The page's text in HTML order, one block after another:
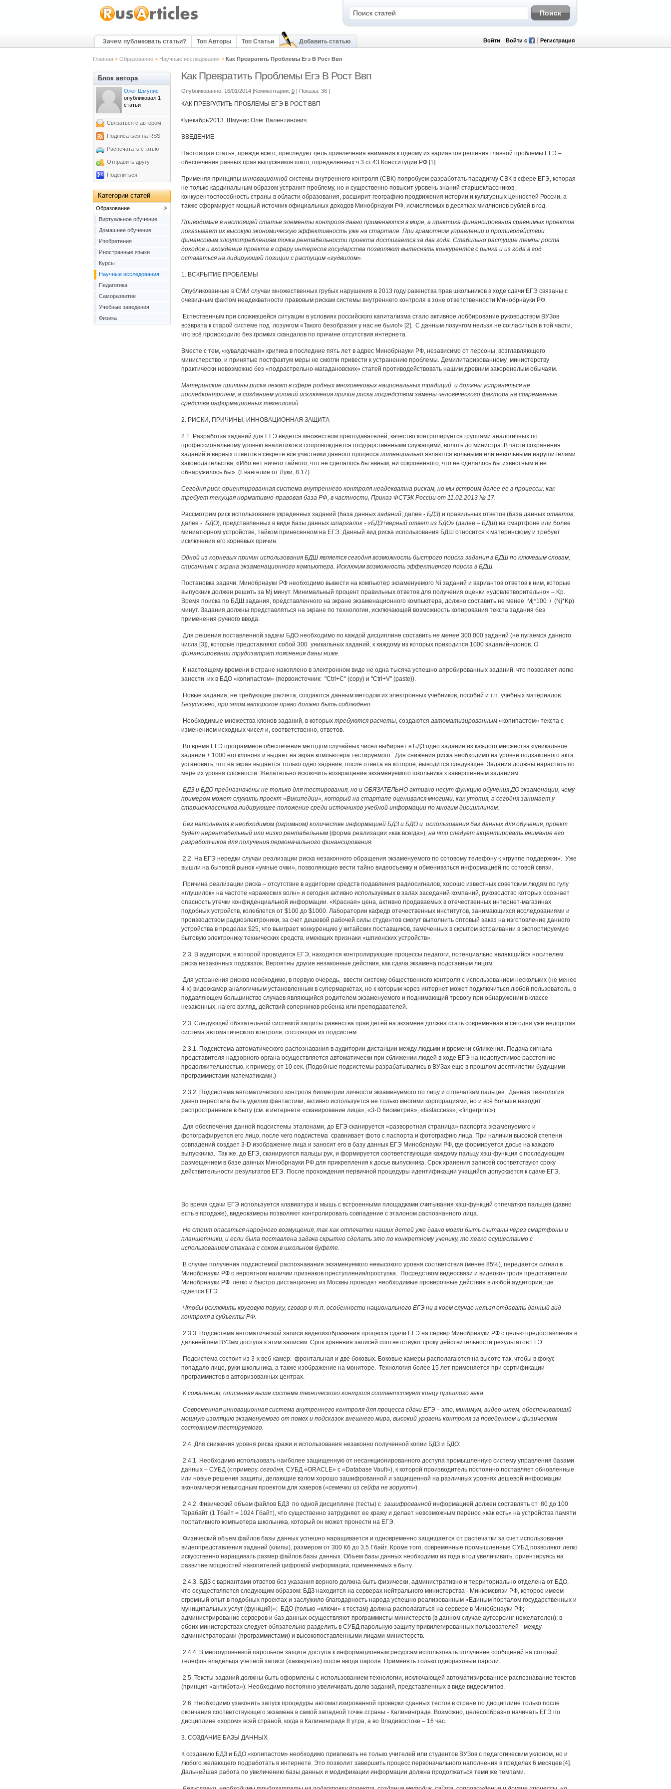
Зачем публиковать статьи? Топ Авторы Топ Статьи Добавить статью Войти Войти с Регистрация
Главная > Образование> Научные исследования > Как Превратить Проблемы Егэ В Рост Ввп
Как Превратить Проблемы Егэ В Рост Ввп
Опубликованно: 16/01/2014 |Комментарии: 0 | Показы: 36 |
КАК ПРЕВРАТИТЬ ПРОБЛЕМЫ ЕГЭ В РОСТ ВВП
©декабрь'2013. Шмунис Олег Валентинович.
ВВЕДЕНИЕ
Настоящая статья, прежде всего, преследует цель привлечения внимания к одному из вариантов решения главной проблемы ЕГЭ –
обеспечение равных прав выпускников школ, определенных ч.3 ст.43 Конституции РФ [1].
Применяя принципы инновационнойсистемы внутреннего контроля (СВК) попробуем разработать парадигму СВК в сфере ЕГЭ, которая
не только кардинальным образом устранит проблему, но и существенно повысит уровень знаний старшеклассников,
конкурентоспособность страны в области образования, расширит географию продвижения истории и культурных ценностей России, а
также сформирует мощный источник официальных доходов Минобрнауки РФ, исчисляемых в десятках миллионов рублей в год.
Приводимые в настоящей статье элементы контроля давно применяются в мире, а практика финансирования сравнимых проектов
показывает их высокую экономическую эффективность уже на стартапе. При грамотном управлении и противодействии
финансовым злоупотреблениям точка рентабельности проекта достигается за два года. Стабильно растущие темпы роста
доходов и вхождение проекта в сферу интересов государства позволяют вытеснять конкурентов с рынка и из года в год
оставаться на лидирующей позиции с растущим «гудвилом».
1. ВСКРЫТИЕ ПРОБЛЕМЫ
Опубликованные в СМИ случаи множественных грубых нарушения в 2013 году равенства прав школьников в ходе сдачи ЕГЭ связаны с
очевидным фактом неадекватности правовым рискам системы внутреннего контроля в зоне ответственности Минобрнауки РФ.
Естественным при сложившейся ситуации в условиях российского капитализма стало активное лоббирование руководством ВУЗов
возврата к старой системе под лозунгом «Такого безобразия у нас не было!» [2]. С данным лозунгом нельзя не согласиться в той части,
что всё происходило без громких скандалов по причине отсутствия интернета.
Вместе с тем, «кувалдочная» критика в последние пять лет в адрес Минобрнауки РФ, независимо от персоны, возглавляющего
министерство, и принятые постфактум меры не смогли привести к устранению проблемы. Демилитаризованному министерству
практически невозможно без «подрастрельно-магадановских» статей противодействовать нашим древним закоренелым обычаям.
Материнские причины риска лежат в сфере родных многовековых национальных традиций и должны устраняться не
последконтролем, а созданием условий исключения причин риска посредством замены человеческого фактора на современные
средства информационных технологий.
2. РИСКИ, ПРИЧИНЫ, ИННОВАЦИОННАЯ ЗАЩИТА
2.1. Разработка заданий для ЕГЭ ведется множеством преподавателей, качество контролируется группами аналогичных по
профессиональному уровню аналитиков и сопровождается государственными служащими, вплоть до министра. В части сохранения
заданий и верных ответов в секрете все участники данного процесса потенциальноявляются вольными или невольными нарушителями
законодательства, «Ибо нет ничего тайного, что не сделалось бы явным, ни сокровенного, что не сделалось бы известным и не
обнаружилось бы» (Евангелие от Луки, 8:17).
Сегодня риск-ориентированная система внутреннего контроля неадекватна рискам, но мы встроим далее ее в процессы, как
требует текущая нормативно-правовая база РФ, в частности, Приказ ФСТЭК России от 11.02.2013 № 17.
Рассмотрим риск использования украденных заданий (база данных заданий; далее - БДЗ) и правильных ответов (база данных ответов;
далее - БДО), представленных в виде базы данных шпаргалок - «БДЗ+верный ответ из БДО»(далее – БДШ) на смартфоне или более
миниатюрном устройстве, тайком принесенном на ЕГЭ. Данный вид риска использования БДШ относится к материнскому и требует
исключения его корневых причин.
Одной из корневых причин использования БДШ является сегодня возможность быстрого поиска задания в БДШ по ключевым словам,
списанным с экрана экзаменационного компьютера. Исключим возможность эффективного поиска в БДШ.
Постановка задачи: Минобрнауки РФ необходимо вывести на компьютер экзаменуемого Ni заданий и вариантов ответов к ним, которые
выпускник должен решить за Mj минут. Минимальный процент правильных ответов для получения оценки «удовлетворительно» – Kp.
Время поиска по БДШ задания, представленного на экране экзаменационного компьютера, должно составить не менее Mj*100 / (Nj*Kp)
минут. Задания должны представляться на экране по технологии, исключающей возможность копирования текста задания без
применения ручного ввода.
Для решения поставленной задачи БДО необходимо по каждой дисциплине составить не менее300.000 заданий (не пугаемся данного
числа [3]), которые представляют собой 300 уникальных заданий, к каждому из которых приходится 1000 заданий-клонов. О
финансировании трудозатрат пояснения даны ниже.
К настоящему времени в стране накоплено в электронном виде не одна тысяча успешно апробированных заданий, что позволяет легко
занести их в БДО «копипастом» (первоисточник: "Ctrl+C" (copy) и "Ctrl+V" (paste)).
Новые задания, не требующие расчета, создаются данным методом из электронных учебников, пособий и т.п. учебных материалов.
Безусловно, при этом авторское право должно быть соблюдено.
Необходимые множества клонов заданий, в которых требуются расчеты, создаются автоматизированным«копипастом» текста с
изменением исходных чисел и, соответственно, ответов.
Во время ЕГЭ программное обеспечение методом случайных чисел выбирает в БДЗ одно задание из каждого множества «уникальное
задание + 1000 его клонов» и выдает на экран компьютера тестируемого. Для снижения риска необходимо на уровне подзаконного акта
установить, что на экран выдается только одно задание, после ответа на которое, выводится следующее. Задания должны нарастать по
мере их уровня сложности. Желательно исключить возвращение экзаменуемого школьника к завершенным заданиям.
БДЗ и БДО предназначены не только для тестирования, но и ОБЯЗАТЕЛЬНО активно несут функцию обучения ДО экзаменации, чему
примером может служить проект «Википедии», который на стартапе оценивался многими, как утопия, а сегодня занимает у
старшеклассников лидирующее положение среди источников учебной информации по многим дисциплинам.
Без наполнения в необходимом (огромном) количестве информацией БДЗ и БДО и использования баз данных для обучения, проект
будет нерентабельный или низко рентабельным (форма реализации «как всегда»), на что следует акцентировать внимание его
разработчиков для получения первоначального финансирования.
2.2. На ЕГЭ нередки случаи реализации риска незаконного обращения экзаменуемого по сотовому телефону к «группе поддержки». Уже
вышли на бытовой рынок «умные очки», позволяющие вести тайно видеосъемку и обмениваться информацией по сотовой связи.
Причина реализации риска – отсутствие в аудитории средств подавления радиосигналов, хорошо известных советским людям по гулу
«глушилок» на частоте «вражеских волн» и сегодня активно используемых в залах заседаний компаний, руководство которых осознает
опасность утечки конфиденциальной информации. «Красная» цена, активно продаваемых в отечественных интернет-магазинах
подобных устройств, колеблется от $100 до $1000. Лаборатории кафедр отечественных институтов, занимающихся исследованиями и
производством радиоэлектроники, за счет дешевой рабочей силы студентов смогут выполнить оптовый заказ на изготовление данного
устройства в пределах $25, что выиграет конкуренцию у китайских поставщиков, замеченных в скрытом встраивании в экспортируемую
бытовую электронику технических средств, имеющих признаки «шпионских устройств».
2.3. В аудитории, в которой проводится ЕГЭ, находятся контролирующие процессы педагоги, потенциально являющийся носителем
риска незаконных подсказок. Вероятны другие незаконные действия, как сдача экзамена подставным лицом.
Для устранения рисков необходимо, в первую очередь, ввести систему общественного контроля с использованием нескольких (не менее
4-х) видеокамер аналогичным установленным в супермаркетах, но к которым через интернет может подключиться любой пользователь, в
подавляющем большинстве случаев являющийся родителем экзаменуемого и поднимающий тревогу при обнаружении в классе
незаконных, на его взгляд, действий соперников ребенка или преподавателей.
2.3. Следующей обязательной системой защиты равенства прав детей на экзамене должна стать современная и сегодня уже недорогая
система автоматического контроля, состоящая из подсистем:
2.3.1. Подсистема автоматического распознавания в аудитории дистанции между людьми и времени сближения. Подача сигнала
представителя надзорного органа осуществляется автоматически при сближении людей в ходе ЕГЭ на недопустимое расстояние
продолжительностью, к примеру, от 10 сек. (Подобные подсистемы разрабатывались в ВУЗах еще в прошлом десятилетии будущими
программистами-математиками.)
2.3.2. Подсистема автоматического контроля биометрии личности экзаменуемого по лицу и отпечаткам пальцев. Данная технология
давно перестала быть уделом фантастики, активно используется не только многими корпорациями, но и всё больше находит
распространение в быту (см. в интернете «сканирование лица», «3-D биометрия», «fastaccess», «fingerprint»).
Для обеспечения данной подсистемы эталонами, до ЕГЭ сканируется «разворотная страница» паспорта экзаменуемого и
фотографируется его лицо, после чего подсистема сравнивает фото с паспорта и фотографию лица. При наличии высокой степени
совпадений создает 3-D изображение лица и заносит его в базу данных ЕГЭ Минобрнауки РФ, где формируется досье на каждого
выпускника. Так же, до ЕГЭ, сканируются пальцы рук, и формируется соответствующая каждому пальцу хэш-функция с последующим
размещением в базе данных Минобрнауки РФ для прикрепления к досье выпускника. Срок хранения записей соответствуют сроку
действительности результатов ЕГЭ. После прохождения первичной процедуры идентификации учащийся допускается к сдаче ЕГЭ.
Во время сдачи ЕГЭ используется клавиатура и мышь с встроенными площадками считывания хэш-функций отпечатков пальцев (давно
есть в продаже), видеокамеры позволяют контролировать совпадение с эталоном распознанного лица.
Не стоит опасаться народного возмущения, так как отпечатки наших детей уже давно могли быть считаны через смартфоны и
планшетники, и если была поставлена задача скрытно сделать это по конкретному ученику, то легко осуществимо с
использованием стакана с соком в школьном буфете.
В случае получения подсистемой распознавания экзаменуемого невысокого уровня соответствия (менее 85%), передается сигнал в
Минобрнауки РФ о вероятном наличии признаков преступления/проступка. Посредством видеосвязи и видеоконтроля представители
Минобрнауки РФ легко и быстро дистанционно из Москвы проводят необходимые проверочные действия в любой аудитории, где
сдается ЕГЭ.
Чтобы исключить круговую поруку, сговор и т.п. особенности национального ЕГЭ ни в коем случае нельзя отдавать данный вид
контроля в субъекты РФ.
2.3.3. Подсистема автоматической записи видеоизображения процесса сдачи ЕГЭ на сервер Минобрнауки РФ с целью предоставления в
дальнейшем ВУЗам доступа к этим записям. Срок хранения записей соответствуют сроку действительности результатов ЕГЭ.
Подсистема состоит из 3-х веб-камер: фронтальная и две боковых. Боковые камеры располагаются на высоте так, чтобы в фокус
попадало лицо, руки школьника, а также изображение на мониторе. Технология более 15 лет применяется при сертификации
программистов в авторизованных центрах.
К сожалению, описанная выше система технического контроля соответствует концу прошлого века.
Современная инновационная система внутреннего контроля для процесса сдачи ЕГЭ – это, минимум, видео-шлем, обеспечивающий
мощную изоляцию экзаменуемого от помех и подсказок внешнего мира, высокий уровень контроля за поведением и физическим
состоянием тестируемого.
2.4. Для снижения уровня риска кражи и использования незаконно полученной копии БДЗ и БДО:
2.4.1. Необходимо использовать наиболее защищенную от несанкционированного доступа промышленную систему управления базами
данных – СУБД (к примеру, сегодня, СУБД «ORACLE» с «Database Vault»), к которой производитель постоянно поставляет обновленные
или новые решения защиты, делающие взлом хорошо зашифрованной и защищенной на различных уровнях дешевой информации
экономически невыгодным проектом для хакеров («семечки из сейфа не воруют»).
2.4.2. Физический объем файлов БДЗ по одной дисциплине (тесты) с зашифрованнойинформацией должен составлять от 80 до 100
Терабайт (1 Тбайт = 1024 Гбайт), что существенно затрудняет ее кражу и делает невозможным перенос «как есть» на устройства памяти
портативного компьютера школьника, который он может пронести на ЕГЭ.
Физический объем файлов базы данных успешно наращивается и одновременно защищается от распечатки за счет использования
видеопредставления заданий (клипы), размером от 300 Кб до 3,5 Гбайт. Кроме того, современные промышленные СУБД позволяют легко
искусственно наращивать размер файлов базы данных. Объем базы данных необходимо из года в год увеличивать, ориентируясь на
развитие мощностей накопителей цифровой информации, применяемых в быту.
2.4.3. БДЗ с вариантами ответов без указания верного должна быть физически, административно и территориально отделена от БДО,
что осуществляется следующим образом: БДЗ находится на серверах нейтрального министерства - Минкомсвязи РФ, которое имеем
огромный опыт в подобных проектах и заслужило благодарность народа успешно реализованным «Единым порталом государственных и
муниципальных услуг (функций)»; БДО (только «ключи» к тестам) должна располагаться на сервере в Минобрнауки РФ;
администрирование серверов и баз данных осуществляют программисты министерств (в данном случае аутсорсинг нежелателен); в
обоих министерствах следует обязательно разделить в СУБД парольную защиту привилегированных пользователей - между
администраторами (программистами) и высокопоставленными лицами министерств.
2.4.4. В многоуровневой парольное защите доступа к информационным ресурсам использовать получение сообщений на сотовый
телефон владельца учетной записи («аккаунта») после ввода пароля. Применять только одноразовые пароли.
2.5. Тексты заданий должны быть оформлены с использованием технологии, исключающей автоматизированное распознавание текстов
(принцип «антибота»). Необходимо постоянно увеличивать долю заданий, представленных в виде видеоклипов.
2.6. Необходимо узаконить запуск процедуры автоматизированной проверки сданных тестов в стране по дисциплине только после
окончания соответствующего экзамена в самой западной точке страны - Калининграде. Возможно, целесообразно начинать ЕГЭ по
дисциплине «хором» всей страной, когда в Калининграде 8 утра, а во Владивостоке – 16 час.
3. СОЗДАНИЕ БАЗЫ ДАННЫХ
К созданию БДЗ и БДО «копипастом» необходимо привлекать не только учителей или студентов ВУЗов с педагогическим уклоном, но и
любого желающего подработать в интернете. Это позволит завершить процесс первоначального наполнения в пределах 6 месяцев [4].
Дальнейшая работа по увеличению базы данных и модификации информации должна продолжаться теми же темпами.
Блок автора
Олег Шмунис
опубликовал 1
статьи
Связаться с автором
Подписаться на RSS
Распечатать статью
Отправить другу
Поделиться
Категории статей
Образование
Виртуальное обучение
Домашнее обучение
Изобретения
Иностранные языки
Курсы
Научные исследования
Педагогика
Саморазвитие
Учебные заведения
Физика